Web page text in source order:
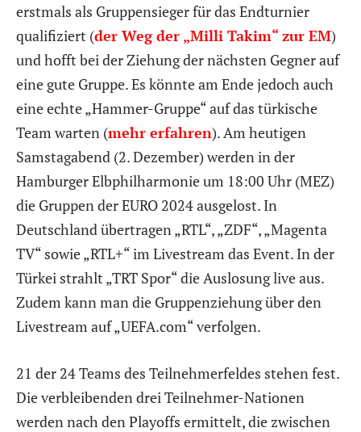
erstmals als Gruppensieger für das Endturnier
qualifiziert (der Weg der „Milli Takim“ zur EM)
und hofft bei der Ziehung der nächsten Gegner auf
eine gute Gruppe. Es könnte am Ende jedoch auch
eine echte „Hammer-Gruppe“ auf das türkische
Team warten (mehr erfahren). Am heutigen
Samstagabend (2. Dezember) werden in der
Hamburger Elbphilharmonie um 18:00 Uhr (MEZ)
die Gruppen der EURO 2024 ausgelost. In
Deutschland übertragen „RTL“, „ZDF“, „Magenta
TV“ sowie „RTL+“ im Livestream das Event. In der
Türkei strahlt „TRT Spor“ die Auslosung live aus.
Zudem kann man die Gruppenziehung über den
Livestream auf „UEFA.com“ verfolgen.
21 der 24 Teams des Teilnehmerfeldes stehen fest.
Die verbleibenden drei Teilnehmer-Nationen
werden nach den Playoffs ermittelt, die zwischen